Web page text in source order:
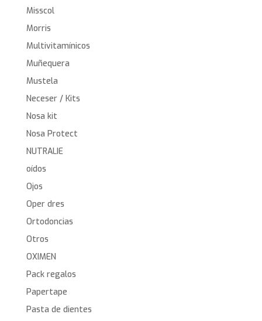
Misscol
Morris
Multivitamínicos
Muñequera
Mustela
Neceser / Kits
Nosa kit
Nosa Protect
NUTRALIE
oídos
Ojos
Oper dres
Ortodoncias
Otros
OXIMEN
Pack regalos
Papertape
Pasta de dientes